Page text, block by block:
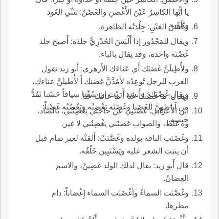
يا أَيُّها الكاسِرُ عَيْنَ الأَغْصَنِ والغَضَنُ: تَثَنِّي العُود
وتَلَوِّيه.
وغَضَنُ العَيْنِ: جِلْدَتُه الظاهرة.
ويقال للمَجْدُور إذا أَلْبَسَ الجُدْرِيُّ جلدَه: أَصبح جلد
غَضْنَة واحدة، وقد يقال بالباء.
ولأُطِيلَنَّ غَضَنَك أَي عَناءَك الأَزهري: أَبو زيد تقول
العرب للرجل تُوعِدُه لأَمُدَّنَّ غَضَنك أَ لأُطيلَنَّ عناءك،
ويقال غَضْنك؛ وأَنشد أَرَيْتَ إن سُقْنا سِياقاً حَسَنا نَمُدُّ
من آباطِهِنَّ الغَضَنا وغَضَنَه يَغْضِنُه ويَغْضُنُه غَضْناً:
حبسه.
ويقال: ما غَضَنك عنا أَ ما عاقك عنا.
ابن الأَعرابي: غَصَننِي عن حاجتي يَغْصِنُني، بالصاد،
وه غلط، والصواب غَضَنَني يَغْضِنُني لا غير.
وغَضَنَتِ الناقة بولده وغَضَّنَتْ: أَلقتْه لغير تمام قبل
أَن ينبت الشعر عليه ويَسْتَبِين خَلْقُه.
قال أَبو زيد: يقال لذلك الولد غَضِينٌ، والاسم
الغِضانُ.
وغَضَّنَت السماءُ وأَغْضَنَت السماء إِغْضاناً: دام
مطرها.